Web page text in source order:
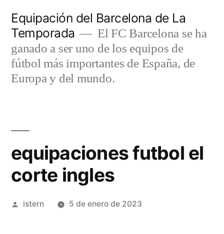
contenido
Equipación del Barcelona de La
Temporada
El FC Barcelona se ha
ganado a ser uno de los equipos de
fútbol más importantes de España, de
Europa y del mundo.
equipaciones futbol el
corte ingles
Publicado
istern 5 de enero de 2023